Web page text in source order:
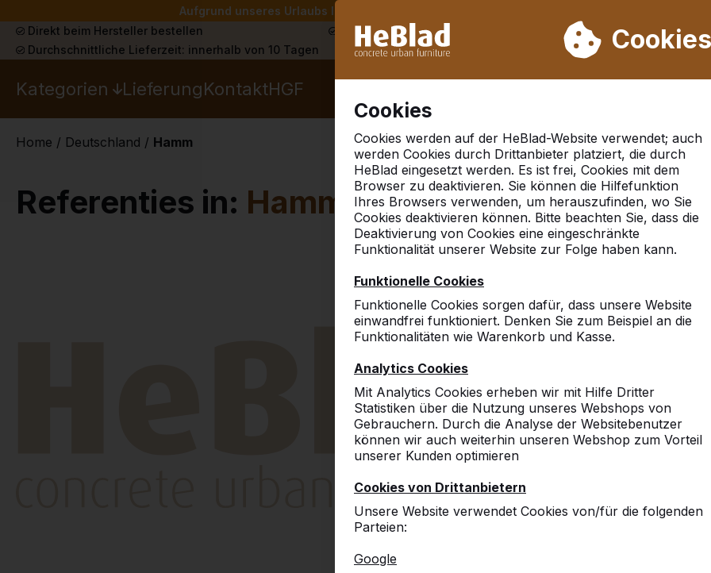
Aufgrund unseres Urlaubs liefern wir von Woche 31 bis Woche 33 nicht. Bitte
Cookies
Cookies
Cookies werden auf der HeBlad-Website verwendet; auch
werden Cookies durch Drittanbieter platziert, die durch
HeBlad eingesetzt werden. Es ist frei, Cookies mit dem
Browser zu deaktivieren. Sie können die Hilfefunktion
Ihres Browsers verwenden, um herauszufinden, wo Sie
Cookies deaktivieren können. Bitte beachten Sie, dass die
Deaktivierung von Cookies eine eingeschränkte
Funktionalität unserer Website zur Folge haben kann.
Funktionelle Cookies
Funktionelle Cookies sorgen dafür, dass unsere Website
einwandfrei funktioniert. Denken Sie zum Beispiel an die
Funktionalitäten wie Warenkorb und Kasse.
Analytics Cookies
Mit Analytics Cookies erheben wir mit Hilfe Dritter
Statistiken über die Nutzung unseres Webshops von
Gebrauchern. Durch die Analyse der Websitebenutzer
können wir auch weiterhin unseren Webshop zum Vorteil
unserer Kunden optimieren
Cookies von Drittanbietern
Unsere Website verwendet Cookies von/für die folgenden
Parteien:
Google
Direkt beim Hersteller bestellen
Schon mehr als 30.000 Produkten verkauft
Durchschnittliche Lieferzeit: innerhalb von 10 Tagen
Kategorien LieferungKontaktHGF
Home / Deutschland / Hamm
Referenties in: Hamm